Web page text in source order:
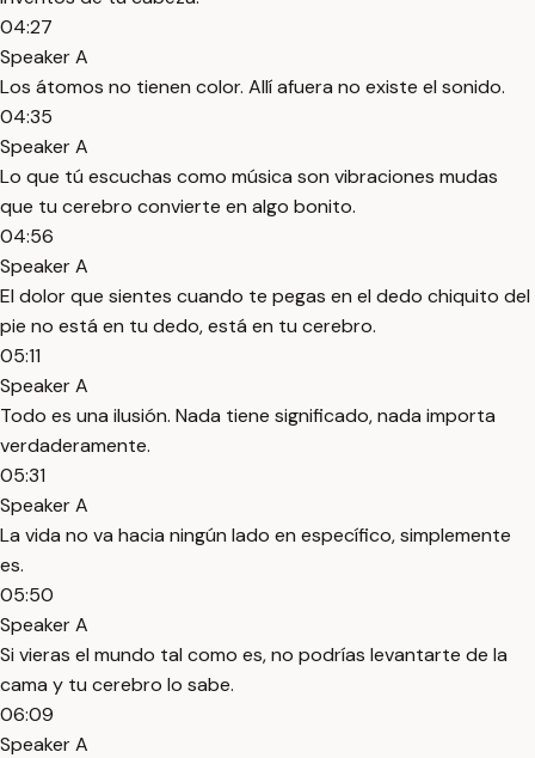
04:27
Speaker A
Los átomos no tienen color. Allí afuera no existe el sonido.
04:35
Speaker A
Lo que tú escuchas como música son vibraciones mudas
que tu cerebro convierte en algo bonito.
04:56
Speaker A
El dolor que sientes cuando te pegas en el dedo chiquito del
pie no está en tu dedo, está en tu cerebro.
05:11
Speaker A
Todo es una ilusión. Nada tiene significado, nada importa
verdaderamente.
05:31
Speaker A
La vida no va hacia ningún lado en específico, simplemente
es.
05:50
Speaker A
Si vieras el mundo tal como es, no podrías levantarte de la
cama y tu cerebro lo sabe.
06:09
Speaker A